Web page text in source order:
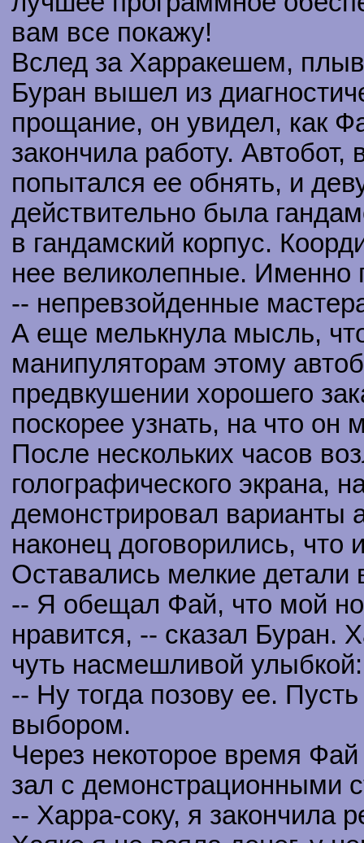
вам все покажу!
Вслед за Харракешем,
Буран вышел из
прощание, он увидел, как
закончила работу.
попытался ее обнять, и
действительно была
в гандамский корпус.
нее великолепные.
-- непревзойденные
А еще мелькнула мысль,
манипуляторам этому
предвкушении хорошего
поскорее узнать, на что он
После нескольких часов
голографического экрана,
демонстрировал варианты
наконец договорились,
Оставались мелкие детали
-- Я обещал Фай, что мой
нравится, -- сказал Буран.
чуть насмешливой улыбкой:
-- Ну тогда позову ее.
выбором.
Через некоторое время
зал с демонстрационными
-- Харра-соку, я закончила